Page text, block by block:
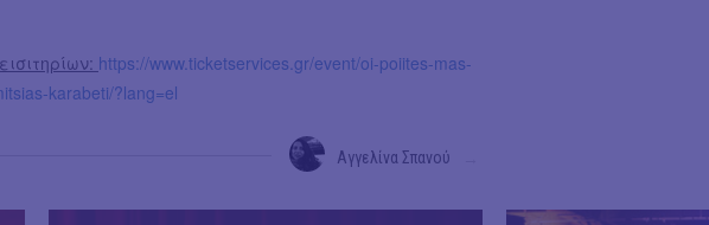
https://www.ticketservices.gr/event/oi-poiites-mas-
karabeti/?lang=el
Αγγελίνα Σπανού